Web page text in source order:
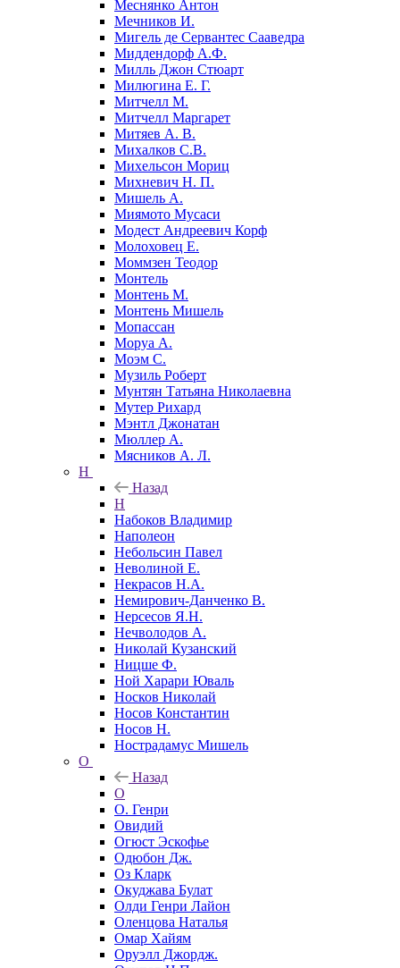
Меснянко Антон
Мечников И.
Мигель де Сервантес Сааведра
Миддендорф А.Ф.
Милль Джон Стюарт
Милюгина Е. Г.
Митчелл М.
Митчелл Маргарет
Митяев А. В.
Михалков С.В.
Михельсон Мориц
Михневич Н. П.
Мишель А.
Миямото Мусаси
Модест Андреевич Корф
Молоховец Е.
Моммзен Теодор
Монтель
Монтень М.
Монтень Мишель
Мопассан
Моруа А.
Моэм С.
Музиль Роберт
Мунтян Татьяна Николаевна
Мутер Рихард
Мэнтл Джонатан
Мюллер А.
Мясников А. Л.
Н
Назад
Н
Набоков Владимир
Наполеон
Небольсин Павел
Неволиной Е.
Некрасов Н.А.
Немирович-Данченко В.
Нерсесов Я.Н.
Нечволодов А.
Николай Кузанский
Ницше Ф.
Ной Харари Юваль
Носков Николай
Носов Константин
Носов Н.
Нострадамус Мишель
О
Назад
О
О. Генри
Овидий
Огюст Эскофье
Одюбон Дж.
Оз Кларк
Окуджава Булат
Олди Генри Лайон
Оленцова Наталья
Омар Хайям
Оруэлл Джордж.